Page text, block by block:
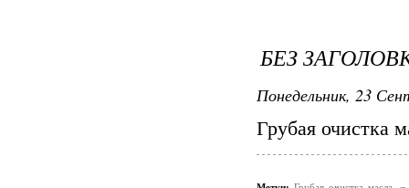
БЕЗ
Понедельник, 23
Грубая очистка